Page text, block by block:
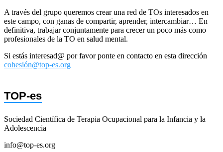
A través del grupo queremos crear una red de TOs interesados en
este campo, con ganas de compartir, aprender, intercambiar… En
definitiva, trabajar conjuntamente para crecer un poco más como
profesionales de la TO en salud mental.
Si estás interesad@ por favor ponte en contacto en esta dirección
cohesión@top-es.org
TOP-es
Sociedad Científica de Terapia Ocupacional para la Infancia y la
Adolescencia
info@top-es.org